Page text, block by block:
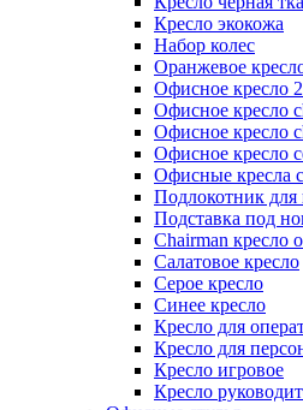
Кресло экокожа
Набор колес
Оранжевое
Офисное кресло
Офисное кресло
Офисное кресло
Офисное кресло
Офисные кресла
Подлокотник для
Подставка под
Сhairman кресло
Салатовое кресло
Серое кресло
Синее кресло
Кресло для
Кресло для
Кресло игровое
Кресло